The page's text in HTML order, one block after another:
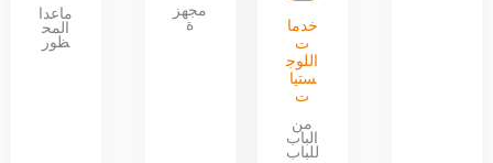
خدما
ت
اللوج
ستيا
ت
من
الباب
للباب
مجهز
ة
ماعدا
المح
ظور